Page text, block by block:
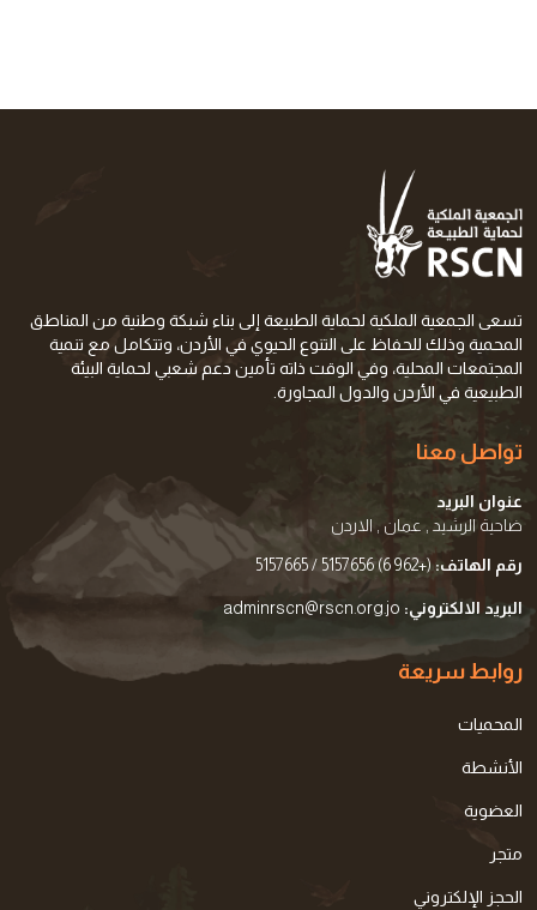
تسعى الجمعية الملكية لحماية الطبيعة إلى بناء شبكة وطنية من المناطق
المحمية وذلك للحفاظ على التنوع الحيوي في الأردن، وتتكامل مع تنمية
المجتمعات المحلية، وفي الوقت ذاته تأمين دعم شعبي لحماية البيئة
الطبيعية في الأردن والدول المجاورة.
تواصل معنا
عنوان البريد
ضاحية الرشيد , عمان , الاردن
رقم الهاتف: (+962 6) 5157656 / 5157665
البريد الالكتروني: adminrscn@rscn.org.jo
روابط سريعة
المحميات
الأنشطة
العضوية
متجر
الحجز الإلكتروني